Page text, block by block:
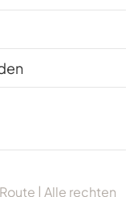
| Alle rechten